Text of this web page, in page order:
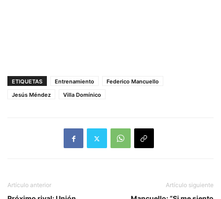
ETIQUETAS Entrenamiento
Federico Mancuello
Jesús Méndez
Villa Domínico
Artículo anterior Artículo siguiente